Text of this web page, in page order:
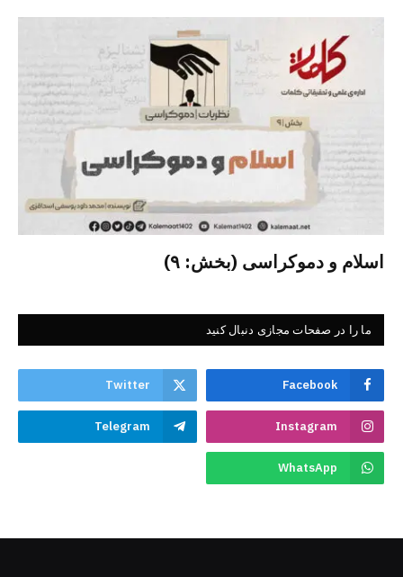
اسلام و دموکراسی (بخش: ۹)
ما را در صفحات مجازی دنبال کنید
Facebook
Twitter
Instagram
Telegram
WhatsApp